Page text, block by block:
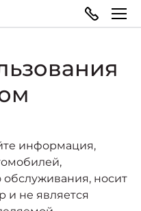
₽*информация,
обслуживания, носит
и не является